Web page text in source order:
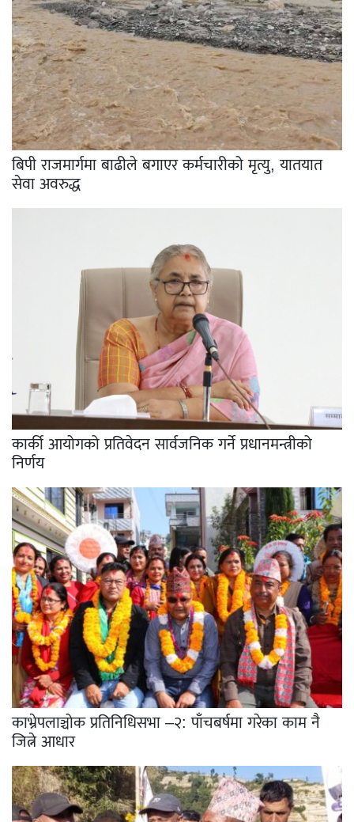
बिपी राजमार्गमा बाढीले बगाएर कर्मचारीको मृत्यु, यातयात
सेवा अवरुद्ध
कार्की आयोगको प्रतिवेदन सार्वजनिक गर्ने प्रधानमन्त्रीको
निर्णय
काभ्रेपलाञ्चोक प्रतिनिधिसभा –२: पाँचबर्षमा गरेका काम नै
जित्ने आधार